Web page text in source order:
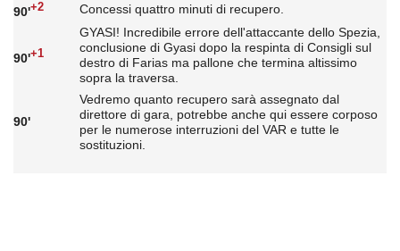
90'+2 Concessi quattro minuti di recupero.
90'+1
GYASI! Incredibile errore dell'attaccante dello Spezia,
conclusione di Gyasi dopo la respinta di Consigli sul
destro di Farias ma pallone che termina altissimo
sopra la traversa.
90'
Vedremo quanto recupero sarà assegnato dal
direttore di gara, potrebbe anche qui essere corposo
per le numerose interruzioni del VAR e tutte le
sostituzioni.